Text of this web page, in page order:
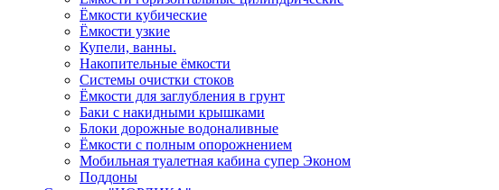
Ёмкости кубические
Ёмкости узкие
Купели, ванны.
Накопительные ёмкости
Системы очистки стоков
Ёмкости для заглубления в грунт
Баки с накидными крышками
Блоки дорожные водоналивные
Ёмкости с полным опорожнением
Мобильная туалетная кабина супер Эконом
Поддоны